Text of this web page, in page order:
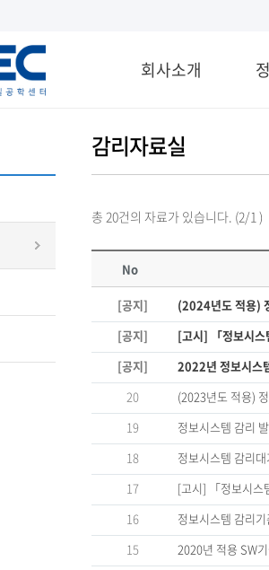
회사소개
감리자료실
총 20건의 자료가 있습니다. (2/1 )
No
[공지]
(2024년도 적용)
[공지]
[고시] 「정보시
[공지]
2022년 정보시스
20
(2023년도 적용)
19
정보시스템 감리
18
정보시스템 감리
17
[고시] 「정보시스
16
정보시스템 감리
15
2020년 적용 SW